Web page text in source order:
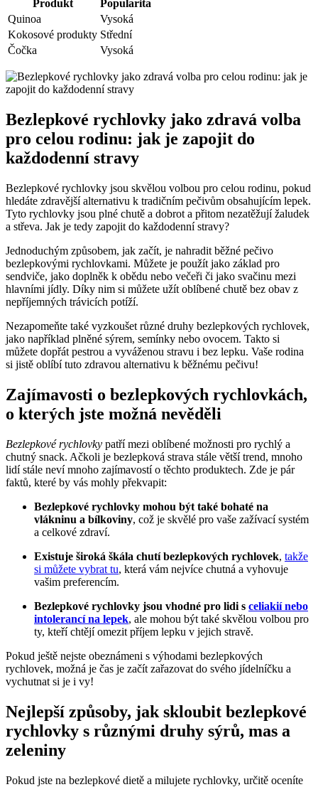
Produkt
Popularita
Quinoa
Vysoká
Kokosové produkty Střední
Čočka
Vysoká
Bezlepkové rychlovky jako zdravá volba
pro celou rodinu: jak je zapojit do
každodenní stravy
Bezlepkové rychlovky jsou skvělou volbou pro celou rodinu, pokud
hledáte zdravější alternativu k tradičním pečivům obsahujícím lepek.
Tyto rychlovky jsou plné chutě a dobrot a přitom nezatěžují žaludek
a střeva. Jak je tedy zapojit do každodenní stravy?
Jednoduchým způsobem, jak začít, je nahradit běžné pečivo
bezlepkovými rychlovkami. Můžete je použít jako základ pro
sendviče, jako doplněk k obědu nebo večeři či jako svačinu mezi
hlavními jídly. Díky nim si můžete užít oblíbené chutě bez obav z
nepříjemných trávicích potíží.
Nezapomeňte také vyzkoušet různé druhy bezlepkových rychlovek,
jako například plněné sýrem, semínky nebo ovocem. Takto si
můžete dopřát pestrou a vyváženou stravu i bez lepku. Vaše rodina
si jistě oblíbí tuto zdravou alternativu k běžnému pečivu!
Zajímavosti o bezlepkových rychlovkách,
o kterých jste možná nevěděli
Bezlepkové rychlovky patří mezi oblíbené možnosti pro rychlý a
chutný snack. Ačkoli je bezlepková strava stále větší trend, mnoho
lidí stále neví mnoho zajímavostí o těchto produktech. Zde je pár
faktů, které by vás mohly překvapit:
Bezlepkové rychlovky mohou být také bohaté na
vlákninu a bílkoviny, což je skvělé pro vaše zažívací systém
a celkové zdraví.
Existuje široká škála chutí bezlepkových rychlovek, takže
si můžete vybrat tu, která vám nejvíce chutná a vyhovuje
vašim preferencím.
Bezlepkové rychlovky jsou vhodné pro lidi s celiakií nebo
intolerancí na lepek, ale mohou být také skvělou volbou pro
ty, kteří chtějí omezit příjem lepku v jejich stravě.
Pokud ještě nejste obeznámeni s výhodami bezlepkových
rychlovek, možná je čas je začít zařazovat do svého jídelníčku a
vychutnat si je i vy!
Nejlepší způsoby, jak skloubit bezlepkové
rychlovky s různými druhy sýrů, mas a
zeleniny
Pokud jste na bezlepkové dietě a milujete rychlovky, určitě oceníte